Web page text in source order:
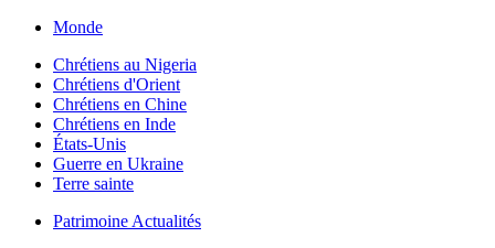
Monde
Chrétiens au Nigeria
Chrétiens d'Orient
Chrétiens en Chine
Chrétiens en Inde
États-Unis
Guerre en Ukraine
Terre sainte
Patrimoine Actualités